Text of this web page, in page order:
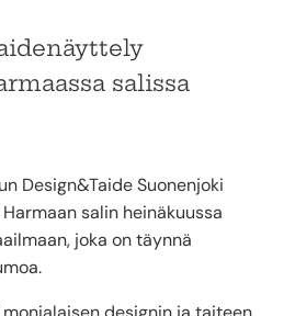
salissa
Design&Taide Suonenjoki
salin heinäkuussa
joka on täynnä